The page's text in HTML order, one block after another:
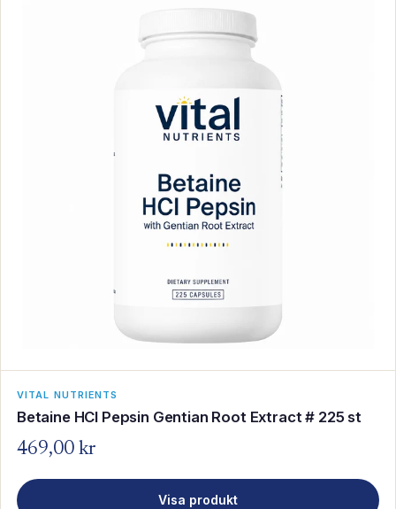
VITAL NUTRIENTS
Betaine HCl Pepsin Gentian Root Extract # 225 st
469,00 kr
Visa produkt